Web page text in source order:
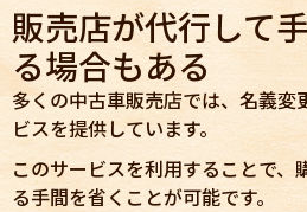
販売店が代行して
る場合もある
多くの中古車販売店では、名義変
ビスを提供しています。
このサービスを利用することで、
る手間を省くことが可能です。